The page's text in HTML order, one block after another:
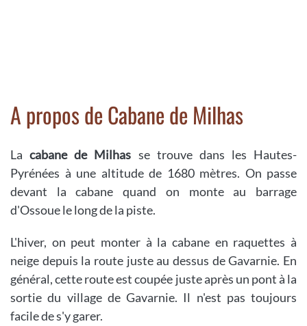
A propos de Cabane de Milhas
Lacabane de Milhas se trouve dans les Hautes-
Pyrénées à une altitude de 1680 mètres. On passe
devant la cabane quand on monte au barrage
d'Ossoue le long de la piste.
L'hiver, on peut monter à la cabane en raquettes à
neige depuis la route juste au dessus de Gavarnie. En
général, cette route est coupée juste après un pont à la
sortie du village de Gavarnie. Il n'est pas toujours
facile de s'y garer.